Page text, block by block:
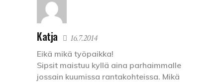
Katja 16.7.2014
Eikä mikä työpaikka!
Sipsit maistuu kyllä aina parhaimmalle
jossain kuumissa rantakohteissa. Mikä